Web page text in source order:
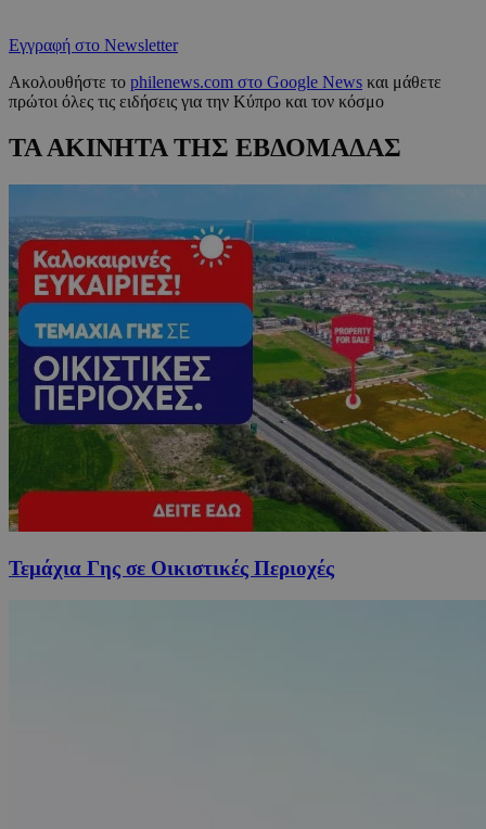
Εγγραφή στο Newsletter
Ακολουθήστε το philenews.com στο Google News και μάθετε
πρώτοι όλες τις ειδήσεις για την Κύπρο και τον κόσμο
ΤΑ ΑΚΙΝΗΤΑ ΤΗΣ ΕΒΔΟΜΑΔΑΣ
Τεμάχια Γης σε Οικιστικές Περιοχές